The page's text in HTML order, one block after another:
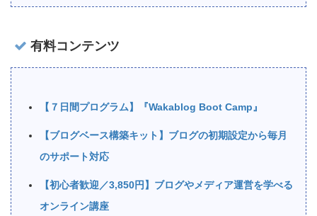
有料コンテンツ
【７日間プログラム】『Wakablog Boot Camp』
【ブログベース構築キット】ブログの初期設定から毎月
のサポート対応
【初心者歓迎／3,850円】ブログやメディア運営を学べる
オンライン講座